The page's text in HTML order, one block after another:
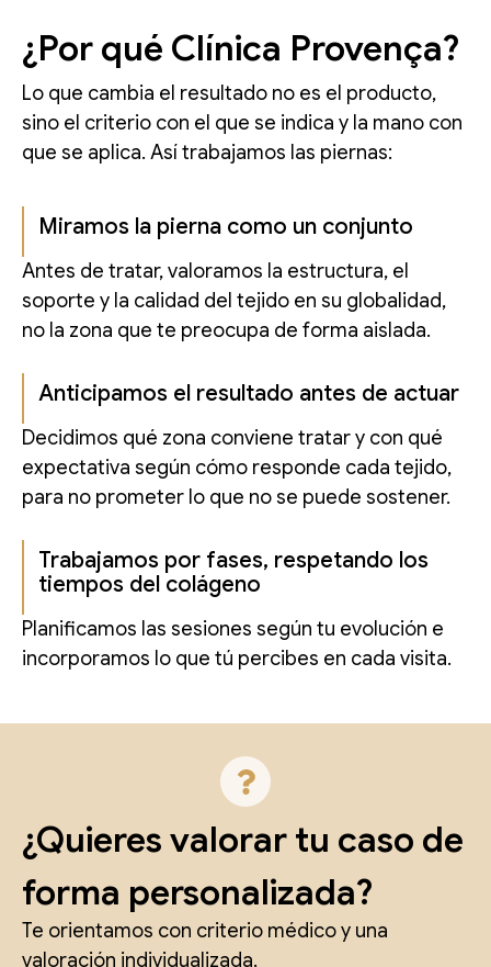
¿Por qué Clínica Provença?
Lo que cambia el resultado no es el producto,
sino el criterio con el que se indica y la mano con
que se aplica. Así trabajamos las piernas:
Miramos la pierna como un conjunto
Antes de tratar, valoramos la estructura, el
soporte y la calidad del tejido en su globalidad,
no la zona que te preocupa de forma aislada.
Anticipamos el resultado antes de actuar
Decidimos qué zona conviene tratar y con qué
expectativa según cómo responde cada tejido,
para no prometer lo que no se puede sostener.
Trabajamos por fases, respetando los
tiempos del colágeno
Planificamos las sesiones según tu evolución e
incorporamos lo que tú percibes en cada visita.
¿Quieres valorar tu caso de
forma personalizada?
Te orientamos con criterio médico y una
valoración individualizada.